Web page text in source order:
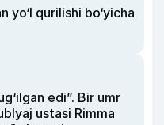
yo‘l qurilishi bo‘yicha
edi”. Bir umr
ustasi Rimma